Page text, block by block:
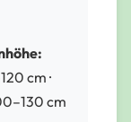
cm ·
cm